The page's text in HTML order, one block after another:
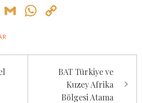
EmailGmailWhatsApp
BAT Türkiye ve
Kuzey Afrika
Bölgesi Atama